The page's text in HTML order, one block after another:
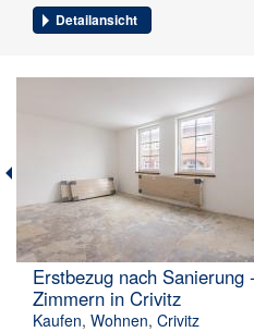
Detailansicht
Erstbezug nach
Zimmern in Crivitz
Kaufen, Wohnen, Crivitz